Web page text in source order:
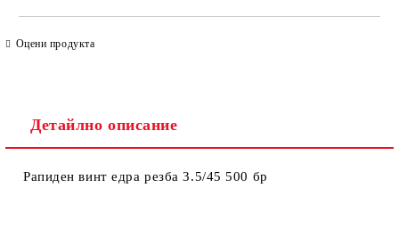
Оцени продукта
Детайлно описание
Рапиден винт едра резба 3.5/45 500 бр